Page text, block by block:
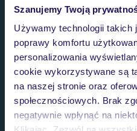
Szanujemy Twoją
Używamy technologii takich
poprawy komfortu
personalizowania
cookie wykorzystywane są
na naszej stronie oraz
społecznościowych. Brak
negatywnie wpłynąć na